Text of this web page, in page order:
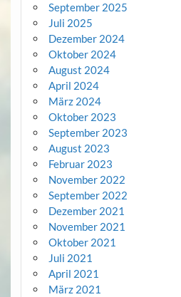
September 2025
Juli 2025
Dezember 2024
Oktober 2024
August 2024
April 2024
März 2024
Oktober 2023
September 2023
August 2023
Februar 2023
November 2022
September 2022
Dezember 2021
November 2021
Oktober 2021
Juli 2021
April 2021
März 2021